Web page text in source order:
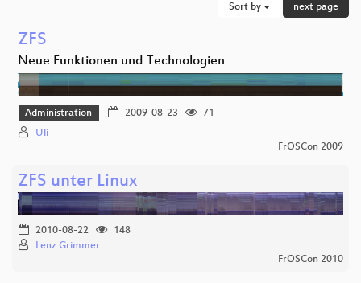
Sort by next page
ZFS
Neue Funktionen und Technologien
Administration 2009-08-23
71
Uli
FrOSCon 2009
ZFS unter Linux
2010-08-22
148
Lenz Grimmer
FrOSCon 2010